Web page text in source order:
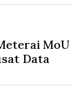
MoU
Data